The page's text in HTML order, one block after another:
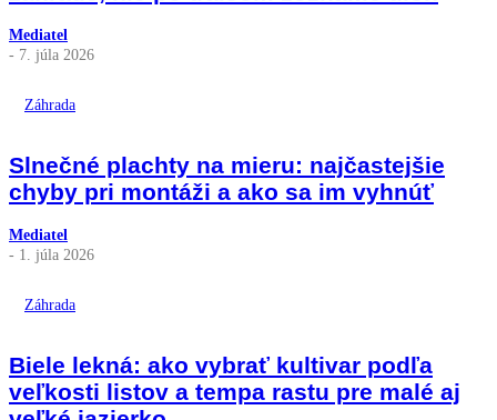
Mediatel
- 7. júla 2026
Záhrada
Slnečné plachty na mieru: najčastejšie
chyby pri montáži a ako sa im vyhnúť
Mediatel
- 1. júla 2026
Záhrada
Biele lekná: ako vybrať kultivar podľa
veľkosti listov a tempa rastu pre malé aj